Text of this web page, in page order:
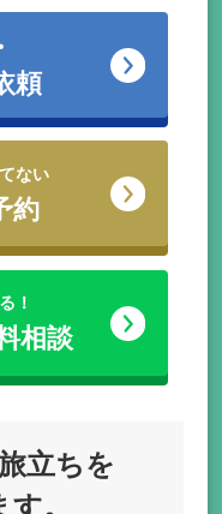
頼
ない
約
！
相談
立ちを
。